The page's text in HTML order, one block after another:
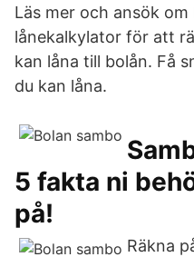
Läs mer och ansök
lånekalkylator för att
kan låna till bolån. Få
du kan låna.
5 fakta ni
på!
Räkna